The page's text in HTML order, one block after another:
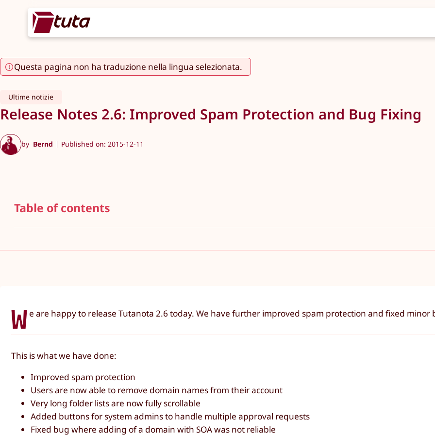
Questa pagina non ha traduzione nella lingua selezionata.
Ultime notizie
Release Notes 2.6: Improved Spam Protection and Bug Fixing
by Bernd Published on: 2015-12-11
Table of contents
W e are happy to release Tutanota 2.6 today. We have further improved spam protection and fixed minor
This is what we have done:
Improved spam protection
Users are now able to remove domain names from their account
Very long folder lists are now fully scrollable
Added buttons for system admins to handle multiple approval requests
Fixed bug where adding of a domain with SOA was not reliable